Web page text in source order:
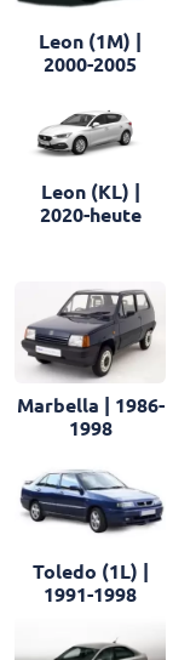
Leon (1M) |
2000-2005
Leon (KL) |
2020-heute
Marbella | 1986-
1998
Toledo (1L) |
1991-1998